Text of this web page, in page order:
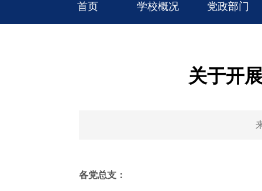
首页 学校概况 党政部门
关于开
各党总支：